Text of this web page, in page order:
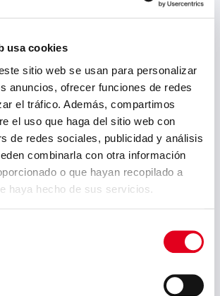
usa cookies
sitio web se usan para personalizar
anuncios, ofrecer funciones de redes
el tráfico. Además, compartimos
el uso que haga del sitio web con
de redes sociales, publicidad y análisis
combinarla con otra información
o que hayan recopilado a
haya hecho de sus servicios.
fabrica y comercializa
de anillos, etc.
técnicas:
2,7-150 ton
Aceros al carbono, aceros
aceros inoxidables
etc.
Sidenor Piezas Forjadas y